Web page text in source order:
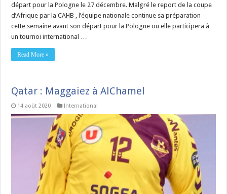
départ pour la Pologne le 27 décembre. Malgré le report de la coupe
d’Afrique par la CAHB , l’équipe nationale continue sa préparation
cette semaine avant son départ pour la Pologne ou elle participera à
un tournoi international …
Read More »
Qatar : Maggaiez à AlChamel
14 août 2020 International